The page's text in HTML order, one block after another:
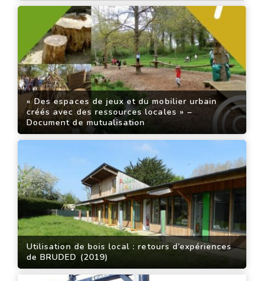
« Des espaces de jeux et du mobilier urbain
créés avec des ressources locales » –
Document de mutualisation
Utilisation de bois local : retours d’expériences
de BRUDED (2019)